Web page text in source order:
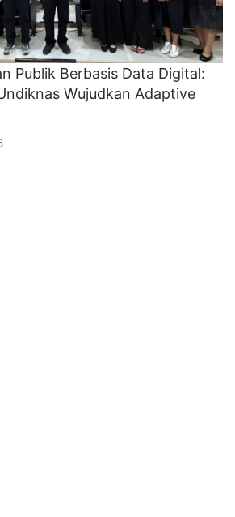
Publik Berbasis Data Digital:
Wujudkan Adaptive